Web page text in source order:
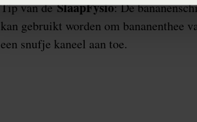
Tip van deSlaapFysio: De
kan gebruikt worden om bananenthee
een snufje kaneel aan toe.